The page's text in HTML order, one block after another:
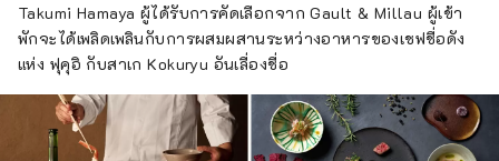
Takumi Hamaya ผู้ได้รับการคัดเลือกจาก Gault & Millau ผู้เข้า
พักจะได้เพลิดเพลินกับการผสมผสานระหว่างอาหารของเชฟชื่อดัง
แห่ง ฟุคุอิ กับสาเก Kokuryu อันเลื่องชื่อ